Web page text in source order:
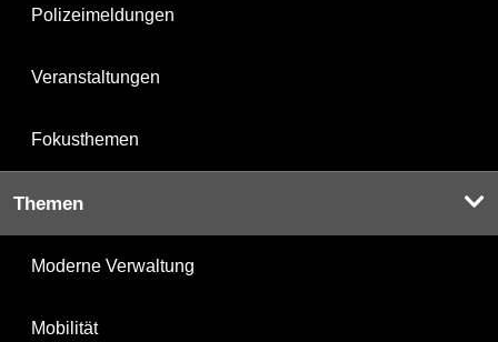
Polizeimeldungen
Veranstaltungen
Fokusthemen
Themen
Moderne Verwaltung
Mobilität